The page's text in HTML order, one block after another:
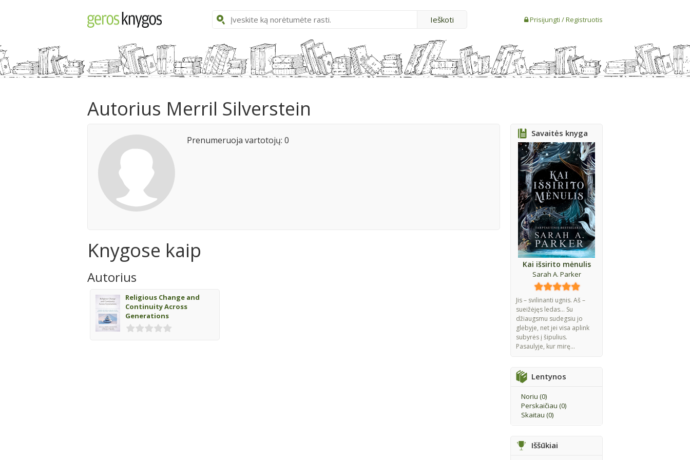
Prisijungti /Registruotis
Savaitės knyga
Kai išsirito mėnulis
Sarah A. Parker
Jis – svilinanti ugnis. Aš –
sueižėjęs ledas... Su
džiaugsmu sudegsiu jo
glėbyje, net jei visa aplink
subyrės į šipulius.
Pasaulyje, kur mirę...
Lentynos
Noriu (0)
Perskaičiau (0)
Skaitau (0)
Iššūkiai
Autorius Merril Silverstein
Prenumeruoja vartotojų: 0
Knygose kaip
Autorius
Religious Change and
Continuity Across
Generations